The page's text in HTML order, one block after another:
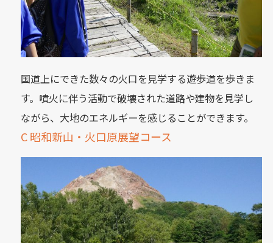
国道上にできた数々の火口を見学する遊歩道を歩きま
す。噴火に伴う活動で破壊された道路や建物を見学し
ながら、大地のエネルギーを感じることができます。
C 昭和新山・火口原展望コース